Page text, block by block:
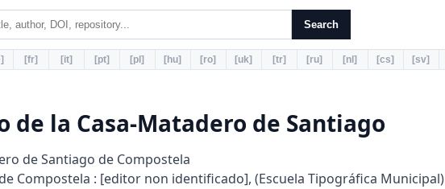
Search
[fr] [it] [pt] [pl] [hu] [ro] [uk] [tr] [ru] [nl] [cs] [sv]
de la Casa-Matadero de Santiago
de Santiago de Compostela
Compostela : [editor non identificado], (Escuela Tipográfica Municipal)